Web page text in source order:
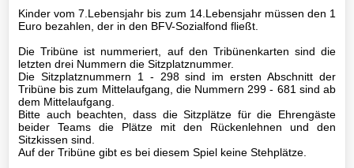
Basketball
TSV
Gaststätte
Sponsoren
Kinder vom 7.Lebensjahr bis zum 14.Lebensjahr müssen den 1
Euro bezahlen, der in den BFV-Sozialfond fließt.
Die Tribüne ist nummeriert, auf den Tribünenkarten sind die
letzten drei Nummern die Sitzplatznummer.
Die Sitzplatznummern 1 - 298 sind im ersten Abschnitt der
Tribüne bis zum Mittelaufgang, die Nummern 299 - 681 sind ab
dem Mittelaufgang.
Bitte auch beachten, dass die Sitzplätze für die Ehrengäste
beider Teams die Plätze mit den Rückenlehnen und den
Sitzkissen sind.
Auf der Tribüne gibt es bei diesem Spiel keine Stehplätze.